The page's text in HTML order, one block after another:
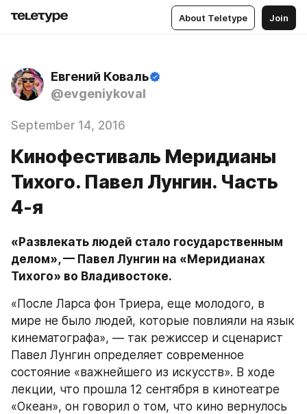
About Teletype Join
Евгений Коваль
@evgeniykoval
September 14, 2016
Кинофестиваль Меридианы
Тихого. Павел Лунгин. Часть
4-я
«Развлекать людей стало государственным
делом», — Павел Лунгин на «Меридианах
Тихого» во Владивостоке.
«После Ларса фон Триера, еще молодого, в
мире не было людей, которые повлияли на язык
кинематографа», — так режиссер и сценарист
Павел Лунгин определяет современное
состояние «важнейшего из искусств». В ходе
лекции, что прошла 12 сентября в кинотеатре
«Океан», он говорил о том, что кино вернулось